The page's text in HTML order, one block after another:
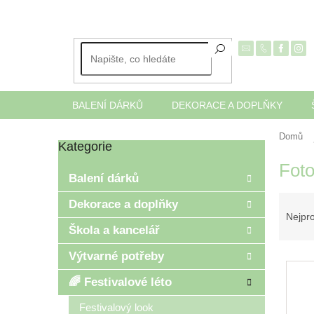
BALENÍ DÁRKŮ DEKORACE A DOPLŇKY
Domů
P
r
n
p
Přeskočit
Kategorie
Balení dárků
Dekorace a doplňky
Škola a kancelář
Výtvarné potřeby
🌈 Festivalové léto
Festivalový look
V